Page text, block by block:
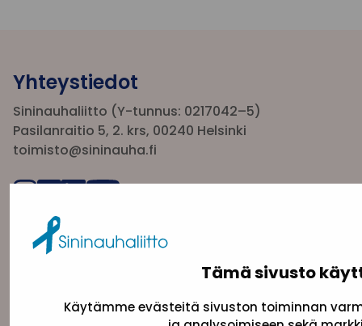
Tämä sivusto
Käytämme evästeitä sivuston toiminnan
Yhteystiedot
Sininauhaliitto (Y-tunnus: 0217042–5)
Pasilanraitio 5, 2. krs, 00240 Helsinki
toimisto@sininauha.fi